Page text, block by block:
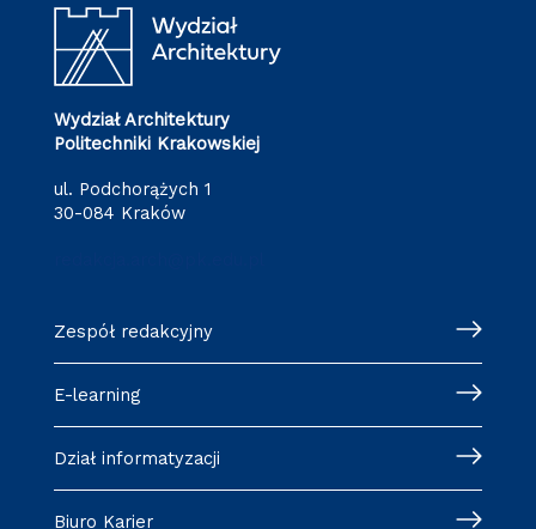
Wydział Architektury
Politechniki Krakowskiej
ul. Podchorążych 1
30-084 Kraków
Zespół redakcyjny
E-learning
Dział informatyzacji
Biuro Karier